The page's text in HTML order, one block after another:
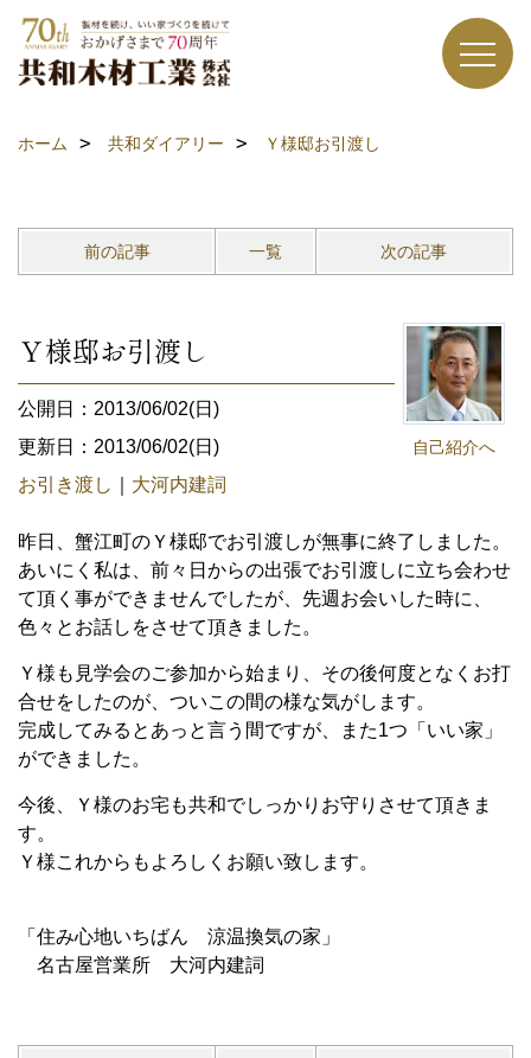
ホーム 共和ダイアリー Ｙ様邸お引渡し
前の記事 一覧 次の記事
自己紹介へ
Ｙ様邸お引渡し
公開日：2013/06/02(日)
更新日：2013/06/02(日)
お引き渡し
大河内建詞
昨日、蟹江町のＹ様邸でお引渡しが無事に終了しました。
あいにく私は、前々日からの出張でお引渡しに立ち会わせ
て頂く事ができませんでしたが、先週お会いした時に、
色々とお話しをさせて頂きました。
Ｙ様も見学会のご参加から始まり、その後何度となくお打
合せをしたのが、ついこの間の様な気がします。
完成してみるとあっと言う間ですが、また1つ「いい家」
ができました。
今後、Ｙ様のお宅も共和でしっかりお守りさせて頂きま
す。
Ｙ様これからもよろしくお願い致します。
「住み心地いちばん 涼温換気の家」
名古屋営業所 大河内建詞